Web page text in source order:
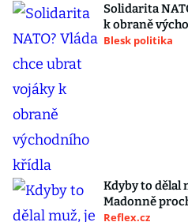
Solidarita
k obraně
Blesk politika
Kdyby to dělal
Madonně
Reflex.cz